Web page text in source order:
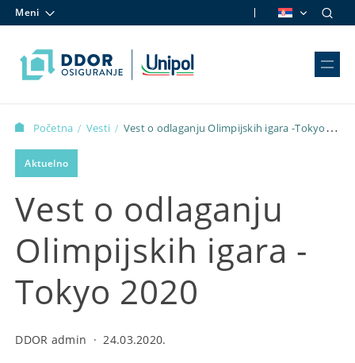
Meni
Početna / Vesti / Vest o odlaganju Olimpijskih igara -Tokyo
2020
Aktuelno
Vest o odlaganju
Olimpijskih igara -
Tokyo 2020
DDOR admin ·24.03.2020.